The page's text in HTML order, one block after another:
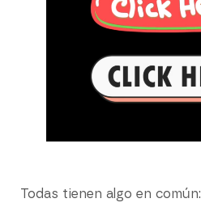
Todas tienen algo en común: